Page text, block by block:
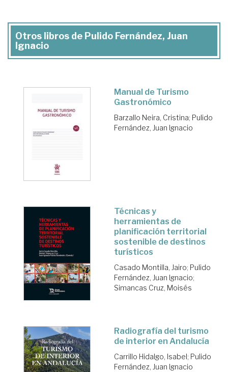
Otros libros de Pulido Fernández, Juan
Ignacio
Manual de Turismo
Gastronómico
Barzallo Neira, Cristina; Pulido
Fernández, Juan Ignacio
Técnicas y
herramientas de
planificación territorial
sostenible de destinos
turísticos
Casado Montilla, Jairo; Pulido
Fernández, Juan Ignacio;
Simancas Cruz, Moisés
Radiografía del turismo
de interior en Andalucía
Carrillo Hidalgo, Isabel; Pulido
Fernández, Juan Ignacio